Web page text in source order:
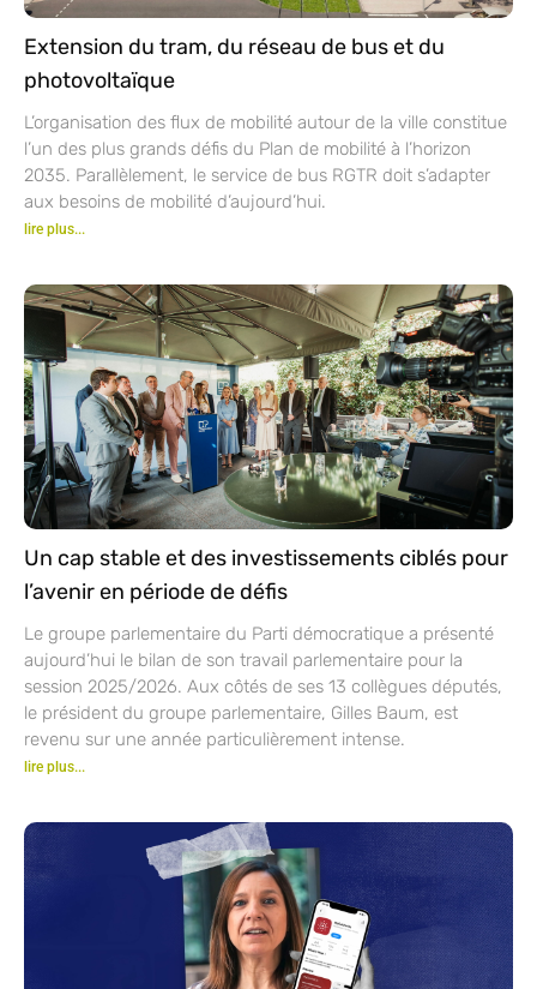
Extension du tram, du réseau de bus et du
photovoltaïque
L’organisation des flux de mobilité autour de la ville constitue
l’un des plus grands défis du Plan de mobilité à l’horizon
2035. Parallèlement, le service de bus RGTR doit s’adapter
aux besoins de mobilité d’aujourd’hui.
lire plus...
Un cap stable et des investissements ciblés pour
l’avenir en période de défis
Le groupe parlementaire du Parti démocratique a présenté
aujourd’hui le bilan de son travail parlementaire pour la
session 2025/2026. Aux côtés de ses 13 collègues députés,
le président du groupe parlementaire, Gilles Baum, est
revenu sur une année particulièrement intense.
lire plus...